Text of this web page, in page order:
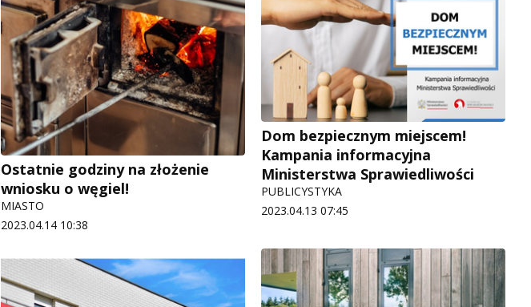
Ostatnie godziny na złożenie
wniosku o węgiel!
MIASTO
2023.04.14 10:38
Dom bezpiecznym miejscem!
Kampania informacyjna
Ministerstwa Sprawiedliwości
PUBLICYSTYKA
2023.04.13 07:45